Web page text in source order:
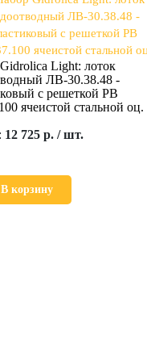
Light: лоток
ЛВ-30.38.48 -
c решеткой РВ
ячеистой стальной оц.
12 725 р. / шт.
В корзину